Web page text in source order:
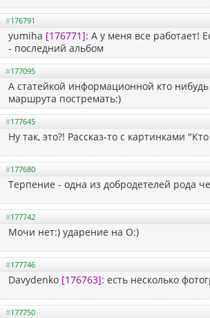
#176791
yumiha [176771]: А у меня все работает!
- последний альбом
#177095
А статейкой информационной кто
маршрута постремать:)
#177645
Ну так, это?! Рассказ-то с картинками
#177680
Терпение - одна из добродетелей рода
#177742
Мочи нет:) ударение на О:)
#177746
Davydenko [176763]: есть несколько
#177750